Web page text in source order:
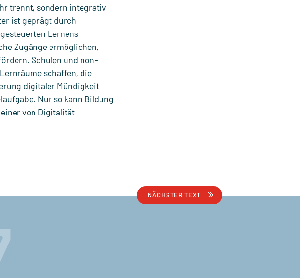
trennt, sondern integrativ
ist geprägt durch
Lernens
Zugänge ermöglichen,
Schulen und non-
schaffen, die
digitaler Mündigkeit
Nur so kann Bildung
von Digitalität
NÄCHSTER TEXT